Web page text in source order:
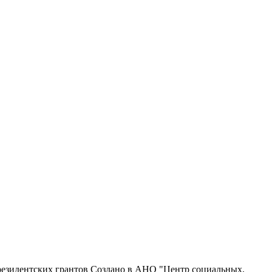
грантов Создано в АНО "Центр социальных,